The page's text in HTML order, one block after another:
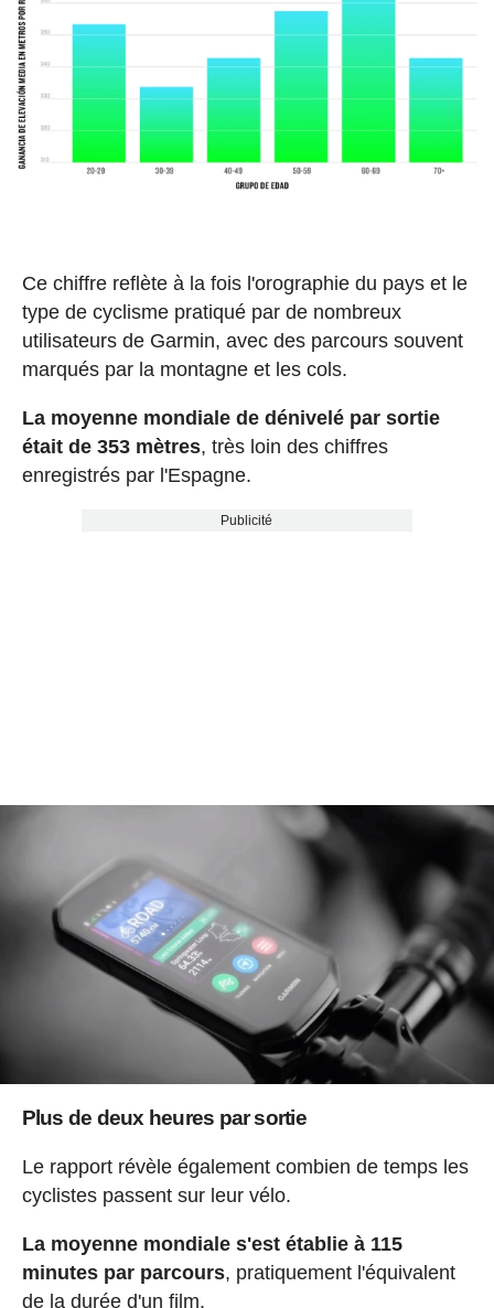
Ce chiffre reflète à la fois l'orographie du pays et le
type de cyclisme pratiqué par de nombreux
utilisateurs de Garmin, avec des parcours souvent
marqués par la montagne et les cols.
La moyenne mondiale de dénivelé par sortie
était de 353 mètres, très loin des chiffres
enregistrés par l'Espagne.
Publicité
Plus de deux heures par sortie
Le rapport révèle également combien de temps les
cyclistes passent sur leur vélo.
La moyenne mondiale s'est établie à 115
minutes par parcours, pratiquement l'équivalent
de la durée d'un film.